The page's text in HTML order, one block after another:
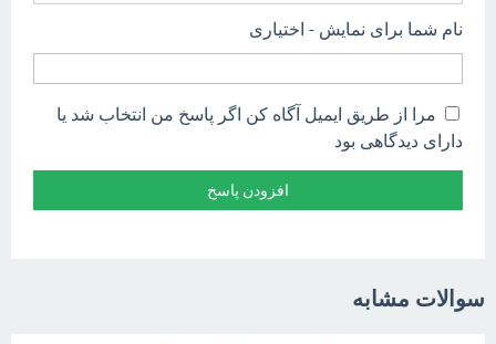
نام شما برای نمایش - اختیاری
مرا از طریق ایمیل آگاه کن اگر پاسخ من انتخاب شد یا
دارای دیدگاهی بود
سوالات مشابه